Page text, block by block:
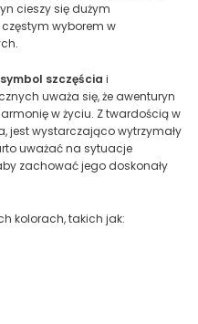
cieszy się dużym
wyborem w
symbol szczęścia i
uważa się, że awenturyn
w życiu. Z twardością w
jest wystarczająco wytrzymały
uważać na sytuacje
zachować jego doskonały
kolorach, takich jak: